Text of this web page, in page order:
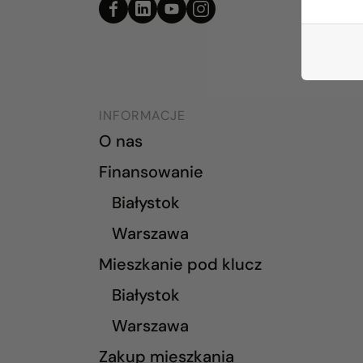
INFORMACJE
O nas
Finansowanie
Białystok
Warszawa
Mieszkanie pod klucz
Białystok
Warszawa
Zakup mieszkania